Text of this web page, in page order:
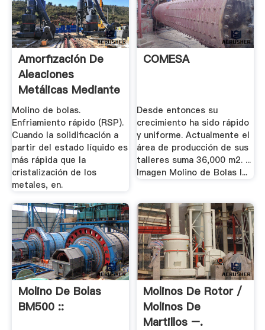
Amorfización De
Aleaciones
Metálicas Mediante
Aleado.
Molino de bolas.
Enfriamiento rápido (RSP).
Cuando la solidificación a
partir del estado líquido es
más rápida que la
cristalización de los
metales, en.
COMESA
Desde entonces su
crecimiento ha sido rápido
y uniforme. Actualmente el
área de producción de sus
talleres suma 36,000 m2. ...
Imagen Molino de Bolas I...
Molino De Bolas
BM500 ::
Molinos De Rotor /
Molinos De
Martillos –.